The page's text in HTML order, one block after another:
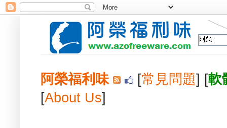
阿榮福利味 [常見問題] [軟
[About Us]